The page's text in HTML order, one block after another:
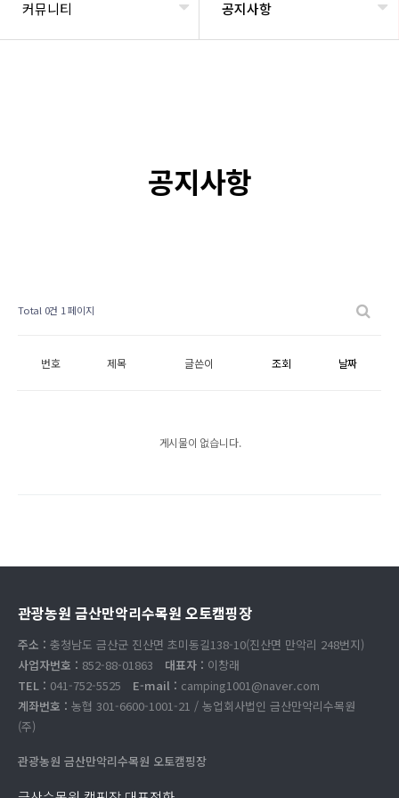
커뮤니티 공지사항
공지사항
Total 0건 1 페이지
번호 제목 글쓴이 조회 날짜
게시물이 없습니다.
관광농원 금산만악리수목원 오토캠핑장
주소 : 충청남도 금산군 진산면 초미동길138-10(진산면 만악리 248번지)
사업자번호 : 852-88-01863 대표자 : 이창래
TEL : 041-752-5525 E-mail : camping1001@naver.com
계좌번호 : 농협 301-6600-1001-21 / 농업회사법인 금산만악리수목원
(주)
관광농원 금산만악리수목원 오토캠핑장